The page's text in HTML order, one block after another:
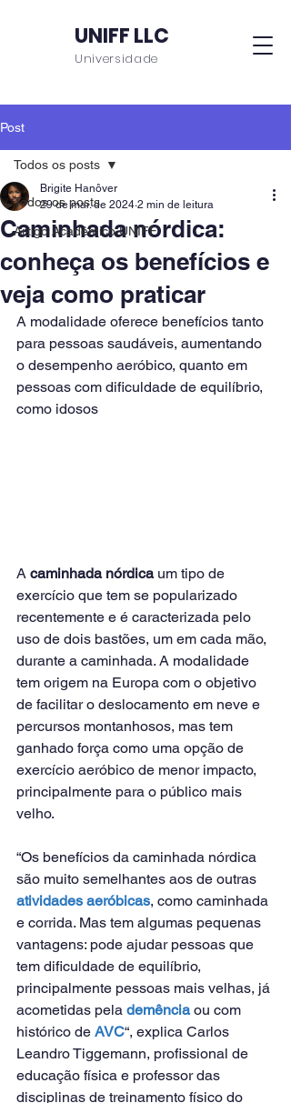
UNIFF LLC
Universidade
Post
Todos os posts
Artigo Acadêmico UNIFF
Todos os posts
Caminhada nórdica:
conheça os benefícios e
veja como praticar
Brigite Hanôver
29 de mai. de 2024 2 min de leitura
A modalidade oferece benefícios tanto
para pessoas saudáveis, aumentando
o desempenho aeróbico, quanto em
pessoas com dificuldade de equilíbrio,
como idosos
A caminhada nórdica um tipo de
exercício que tem se popularizado
recentemente e é caracterizada pelo
uso de dois bastões, um em cada mão,
durante a caminhada. A modalidade
tem origem na Europa com o objetivo
de facilitar o deslocamento em neve e
percursos montanhosos, mas tem
ganhado força como uma opção de
exercício aeróbico de menor impacto,
principalmente para o público mais
velho.
“Os benefícios da caminhada nórdica
são muito semelhantes aos de outras
atividades aeróbicas, como caminhada
e corrida. Mas tem algumas pequenas
vantagens: pode ajudar pessoas que
tem dificuldade de equilíbrio,
principalmente pessoas mais velhas, já
acometidas pela demência ou com
histórico de AVC“, explica Carlos
Leandro Tiggemann, profissional de
educação física e professor das
disciplinas de treinamento físico do